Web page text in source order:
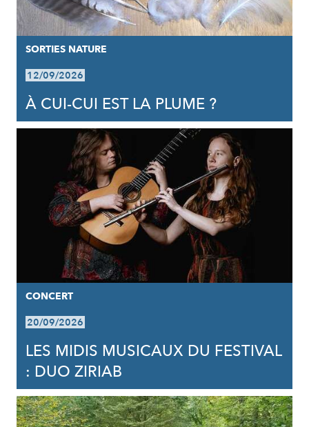
SORTIES NATURE
12/09/2026
À CUI-CUI EST LA PLUME ?
CONCERT
20/09/2026
LES MIDIS MUSICAUX DU FESTIVAL
: DUO ZIRIAB